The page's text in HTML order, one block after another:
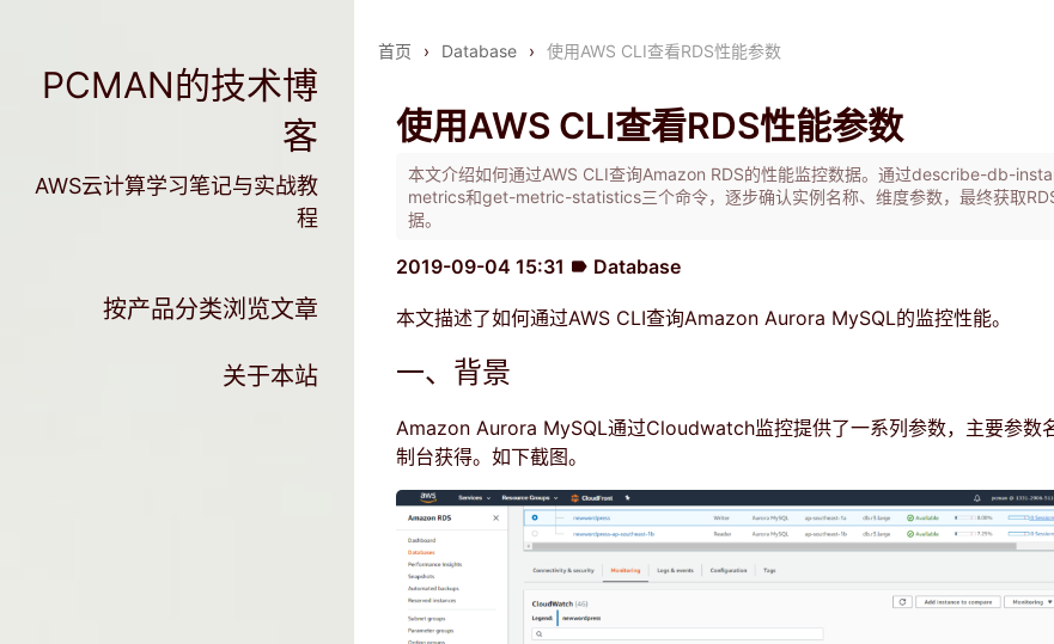
首页 › Database › 使用AWS CLI查看RDS性能参数
使用AWS CLI查看RDS性能参数
本文介绍如何通过AWS CLI查询Amazon RDS的性能监控数据。通过describe-db-
metrics和get-metric-statistics三个命令，逐步确认实例名称、维度参数，最终获取
据。
2019-09-04 15:31 label Database
本文描述了如何通过AWS CLI查询Amazon Aurora MySQL的监控性能。
一、背景
Amazon Aurora MySQL通过Cloudwatch监控提供了一系列参数，主要参数
制台获得。如下截图。
PCMAN的技术博
客
AWS云计算学习笔记与实战教
程
按产品分类浏览文章
关于本站